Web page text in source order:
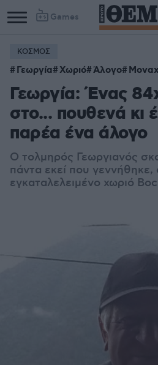
Games
ΚΟΣΜΟΣ
Γεωργία Χωριό Άλογο
Γεωργία: Ένας
στο... πουθενά κι
παρέα ένα άλογο
Ο τολμηρός Γεωργιανός
πάντα εκεί που γεννήθηκε,
εγκαταλελειμένο χωριό